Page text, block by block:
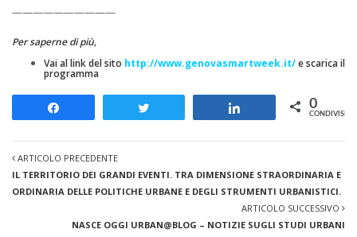
——————————
Per saperne di più,
Vai al link del sito http://www.genovasmartweek.it/e scarica il
programma
0
ARTICOLO PRECEDENTE
IL TERRITORIO DEI GRANDI EVENTI. TRA DIMENSIONE STRAORDINARIA E
ORDINARIA DELLE POLITICHE URBANE E DEGLI STRUMENTI URBANISTICI.
ARTICOLO SUCCESSIVO
NASCE OGGI URBAN@BLOG – NOTIZIE SUGLI STUDI URBANI